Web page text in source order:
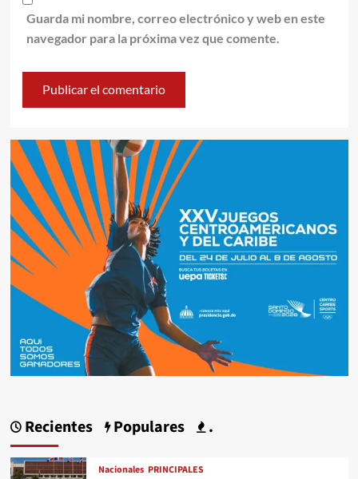
Guarda mi nombre, correo electrónico y web en este
navegador para la próxima vez que comente.
Recientes Populares .
Nacionales PRINCIPALES